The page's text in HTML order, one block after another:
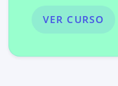
VER CURSO